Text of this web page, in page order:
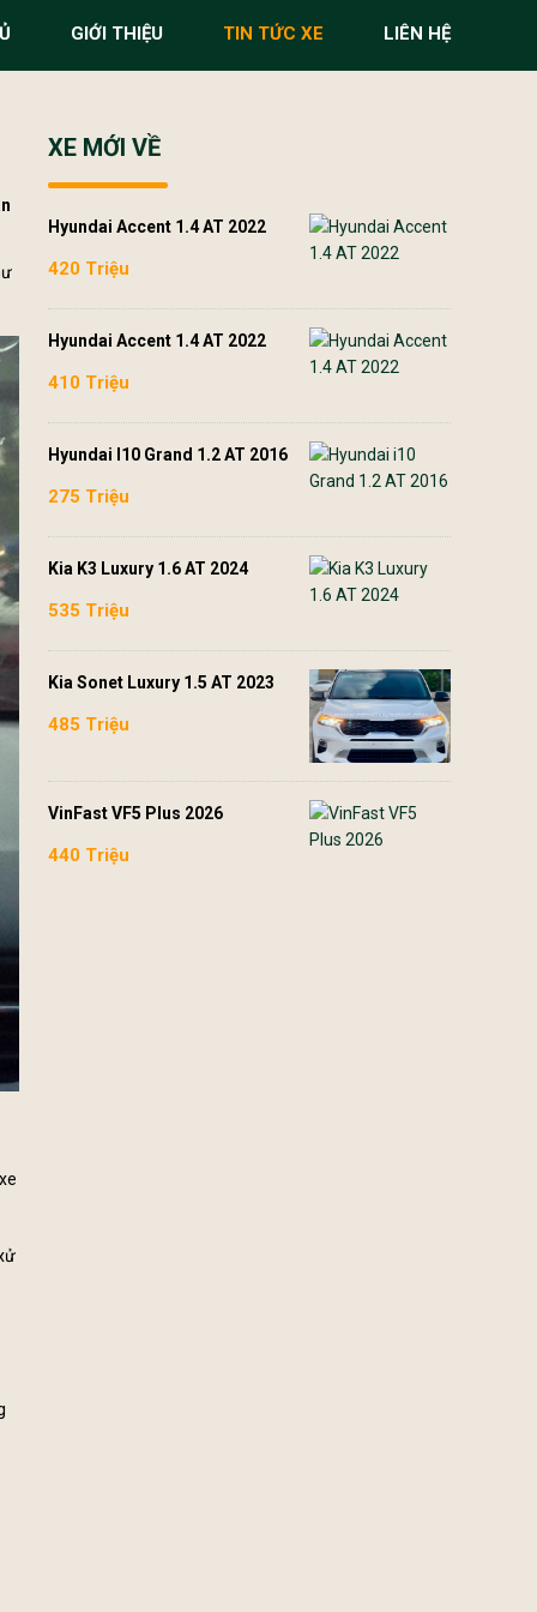
GIỚI THIỆU TIN TỨC XE LIÊN HỆ
XE MỚI VỀ
Hyundai Accent 1.4 AT 2022
420 Triệu
Hyundai Accent 1.4 AT 2022
410 Triệu
Hyundai I10 Grand 1.2 AT 2016
275 Triệu
Kia K3 Luxury 1.6 AT 2024
535 Triệu
Kia Sonet Luxury 1.5 AT 2023
485 Triệu
VinFast VF5 Plus 2026
440 Triệu